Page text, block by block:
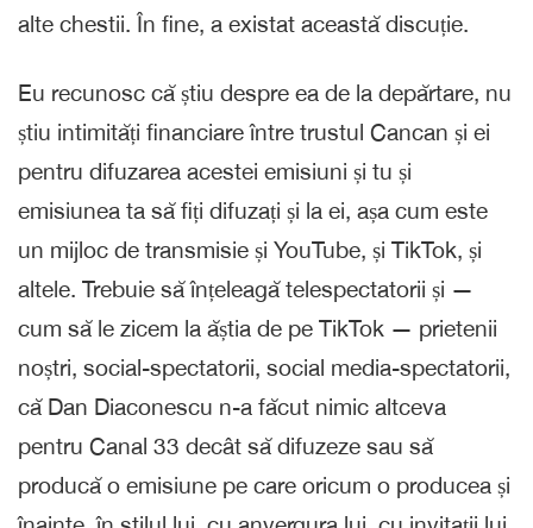
alte chestii. În fine, a existat această discuție.
Eu recunosc că știu despre ea de la depărtare, nu
știu intimități financiare între trustul Cancan și ei
pentru difuzarea acestei emisiuni și tu și
emisiunea ta să fiți difuzați și la ei, așa cum este
un mijloc de transmisie și YouTube, și TikTok, și
altele. Trebuie să înțeleagă telespectatorii și —
cum să le zicem la ăștia de pe TikTok — prietenii
noștri, social-spectatorii, social media-spectatorii,
că Dan Diaconescu n-a făcut nimic altceva
pentru Canal 33 decât să difuzeze sau să
producă o emisiune pe care oricum o producea și